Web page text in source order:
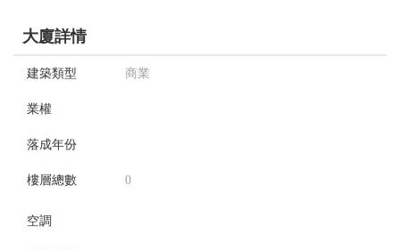
大廈詳情
建築類型 商業
業權
落成年份
樓層總數 0
空調